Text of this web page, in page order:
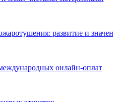
развитие и
онлайн-оплат